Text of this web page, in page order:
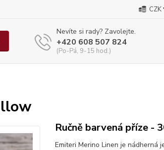
CZK
Nevíte si rady? Zavolejte.
+420 608 507 824
(Po-Pá, 9-15 hod.)
Ručně barvená příze -
Emiteri Merino Linen je nádherná